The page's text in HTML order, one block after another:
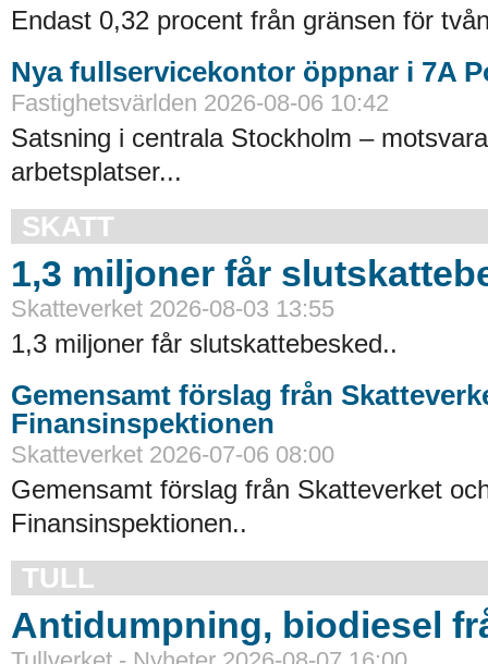
Endast 0,32 procent från gränsen för
Nya fullservicekontor öppnar i 7A
Fastighetsvärlden 2026-08-06 10:42
Satsning i centrala Stockholm –
arbetsplatser...
SKATT
1,3 miljoner får
Skatteverket 2026-08-03 13:55
1,3 miljoner får slutskattebesked..
Gemensamt förslag från
Finansinspektionen
Skatteverket 2026-07-06 08:00
Gemensamt förslag från Skatteverket
Finansinspektionen..
TULL
Antidumpning, biodiesel